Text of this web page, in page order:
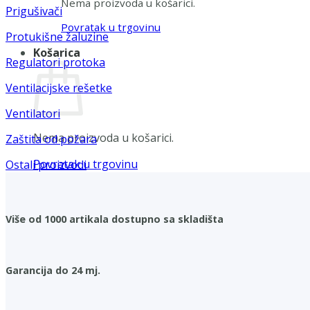
Nema proizvoda u košarici.
Povratak u trgovinu
Košarica
Nema proizvoda u košarici.
Povratak u trgovinu
Prigušivači
Protukišne žaluzine
Regulatori protoka
Ventilacijske rešetke
Ventilatori
Zaštita od požara
Ostali proizvodi
Više od 1000 artikala dostupno sa skladišta
Garancija do 24 mj.